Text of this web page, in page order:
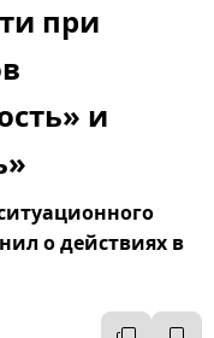
при
и
о действиях в